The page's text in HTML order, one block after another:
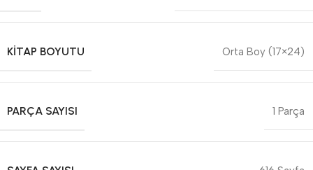
KITAP BOYUTU Orta Boy (17×24)
PARÇA SAYISI 1 Parça